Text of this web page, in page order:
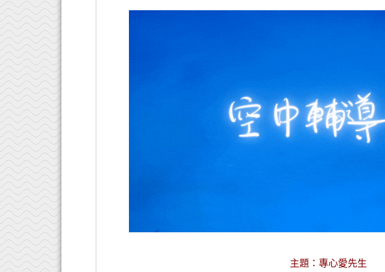
主題：專心愛先生